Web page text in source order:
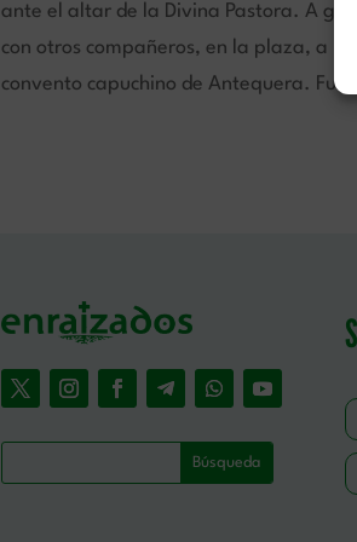
ante el altar de la Divina Pastora. A
con otros compañeros, en la plaza, a
convento capuchino de Antequera.